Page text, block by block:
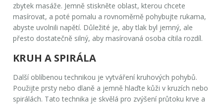
zbytek masáže. Jemně stiskněte oblast, kterou chcete
masírovat, a poté pomalu a rovnoměrně pohybujte rukama,
abyste uvolnili napětí. Důležité je, aby tlak byl jemný, ale
přesto dostatečně silný, aby masírovaná osoba cítila rozdíl.
KRUH A SPIRÁLA
Další oblíbenou technikou je vytváření kruhových pohybů.
Použijte prsty nebo dlaně a jemně hlaďte kůži v kruzích nebo
spirálách. Tato technika je skvělá pro zvýšení průtoku krve a